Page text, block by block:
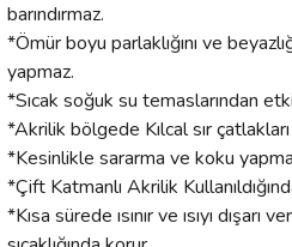
barındırmaz.
*Ömür boyu parlaklığını ve
yapmaz.
*Sıcak soğuk su temaslarından
*Akrilik bölgede Kılcal sır
*Kesinlikle sararma ve koku
*Çift Katmanlı Akrilik
*Kısa sürede ısınır ve ısıyı dışarı